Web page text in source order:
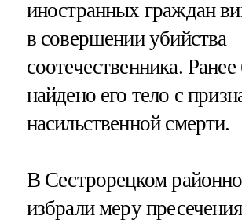
иностранных граждан
в совершении убийства
соотечественника.
найдено его тело с
насильственной смерти.
В Сестрорецком
избрали меру